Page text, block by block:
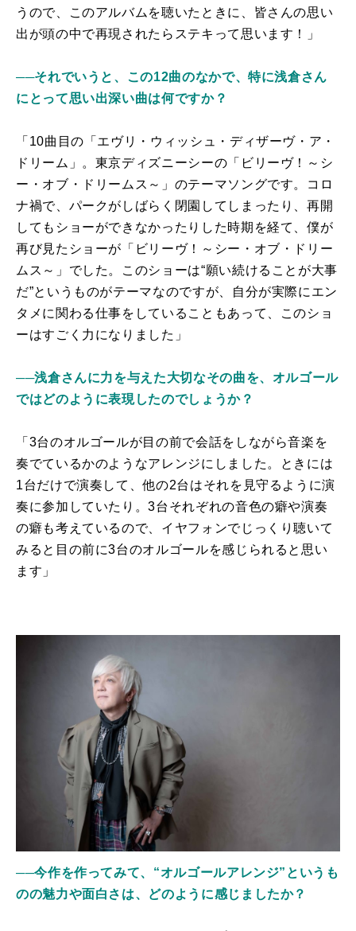
うので、このアルバムを聴いたときに、皆さんの思い
出が頭の中で再現されたらステキって思います！」
──それでいうと、この12曲のなかで、特に浅倉さん
にとって思い出深い曲は何ですか？
「10曲目の「エヴリ・ウィッシュ・ディザーヴ・ア・
ドリーム」。東京ディズニーシーの「ビリーヴ！～シ
ー・オブ・ドリームス～」のテーマソングです。コロ
ナ禍で、パークがしばらく閉園してしまったり、再開
してもショーができなかったりした時期を経て、僕が
再び見たショーが「ビリーヴ！～シー・オブ・ドリー
ムス～」でした。このショーは“願い続けることが大事
だ”というものがテーマなのですが、自分が実際にエン
タメに関わる仕事をしていることもあって、このショ
ーはすごく力になりました」
──浅倉さんに力を与えた大切なその曲を、オルゴール
ではどのように表現したのでしょうか？
「3台のオルゴールが目の前で会話をしながら音楽を
奏でているかのようなアレンジにしました。ときには
1台だけで演奏して、他の2台はそれを見守るように演
奏に参加していたり。3台それぞれの音色の癖や演奏
の癖も考えているので、イヤフォンでじっくり聴いて
みると目の前に3台のオルゴールを感じられると思い
ます」
──今作を作ってみて、“オルゴールアレンジ”というも
のの魅力や面白さは、どのように感じましたか？